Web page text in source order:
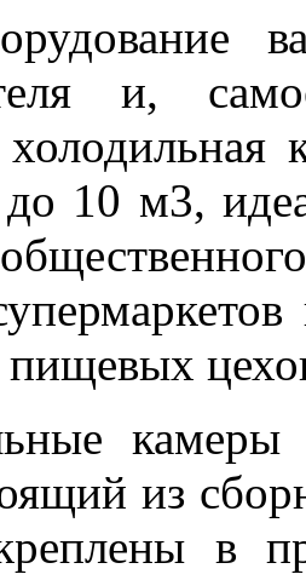
и,
10 м3,
камеры
из
в